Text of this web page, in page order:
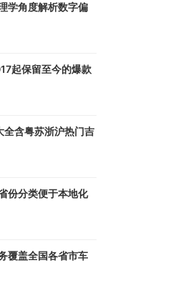
学角度解析数字偏
起保留至今的爆款
全含粤苏浙沪热门吉
份分类便于本地化
覆盖全国各省市车